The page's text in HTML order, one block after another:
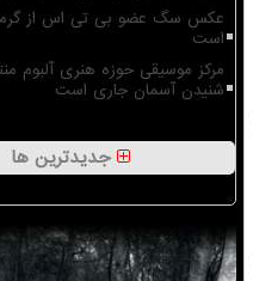
عکس سگ عضو بی تی اس از
است
مرکز موسیقی حوزه هنری آلبوم
شنیدن آسمان جاری است
جدیدترین ها